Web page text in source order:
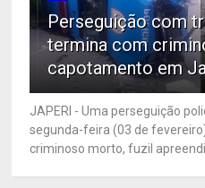
Perseguição com
termina com
capotamento em
JAPERI - Uma perseguição
segunda-feira (03 de
criminoso morto, fuzil